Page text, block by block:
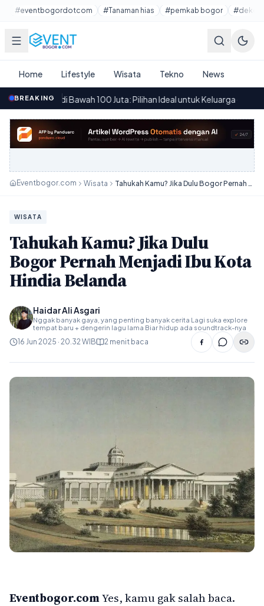
Lewati ke konten utama
#eventbogordotcom #Tanaman hias #pemkab bogor
Home Lifestyle Wisata Tekno News
BREAKING
di Bawah 100 Juta: Pilihan Ideal untuk Keluarga· 12.49Cara
Eventbogor.com Wisata Tahukah Kamu? Jika Dulu Bogor Pernah Menjadi Ibu Kota Hindia Belanda
WISATA
Tahukah Kamu? Jika Dulu
Bogor Pernah Menjadi Ibu Kota
Hindia Belanda
Haidar Ali Asgari
Nggak banyak gaya, yang penting banyak cerita Lagi suka explore
tempat baru + dengerin lagu lama Biar hidup ada soundtrack-nya
16 Jun 2025 · 20.32 WIB 2 menit baca
Eventbogor.comYes, kamu gak salah baca.